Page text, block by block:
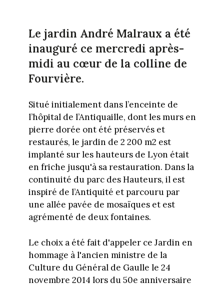
Le jardin André Malraux a été
inauguré ce mercredi après-
midi au cœur de la colline de
Fourvière.
Situé initialement dans l’enceinte de
l’hôpital de l’Antiquaille, dont les murs en
pierre dorée ont été préservés et
restaurés, le jardin de 2 200 m2 est
implanté sur les hauteurs de Lyon était
en friche jusqu'à sa restauration. Dans la
continuité du parc des Hauteurs, il est
inspiré de l’Antiquité et parcouru par
une allée pavée de mosaïques et est
agrémenté de deux fontaines.
Le choix a été fait d'appeler ce Jardin en
hommage à l'ancien ministre de la
Culture du Général de Gaulle le 24
novembre 2014 lors du 50e anniversaire